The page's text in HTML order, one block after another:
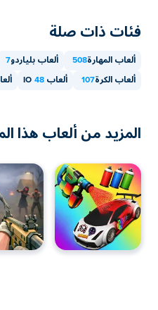
فئات ذات صلة
ألعاب المهارة508 ألعاب بلياردو7
ألعاب الكرة107 ألعاب IO 48
المزيد من ألعاب هذا